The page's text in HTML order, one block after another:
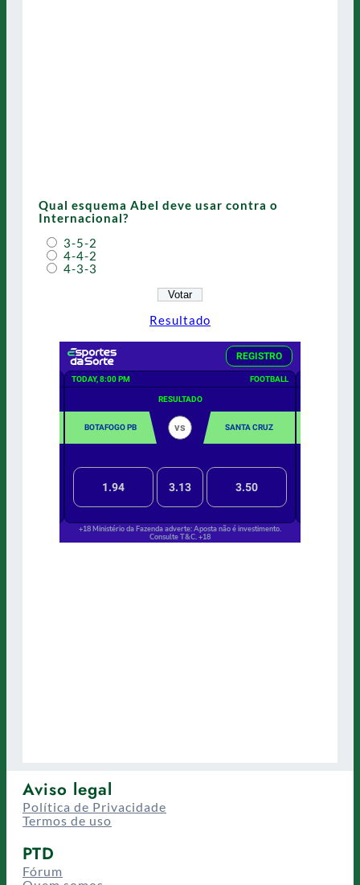
Qual esquema Abel deve usar contra o
Internacional?
3-5-2
4-4-2
4-3-3
Resultado
Aviso legal
Política de Privacidade
Termos de uso
PTD
Fórum